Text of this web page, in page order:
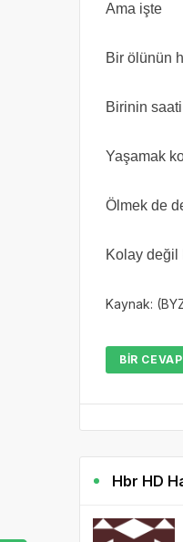
Ama işte
Bir ölünün
Birinin
Yaşamak
Ölmek de
Kolay değil
Kaynak:
BIR
Hbr HD